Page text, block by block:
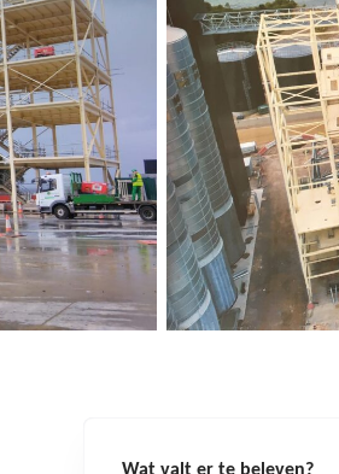
Wat valt er te beleven?